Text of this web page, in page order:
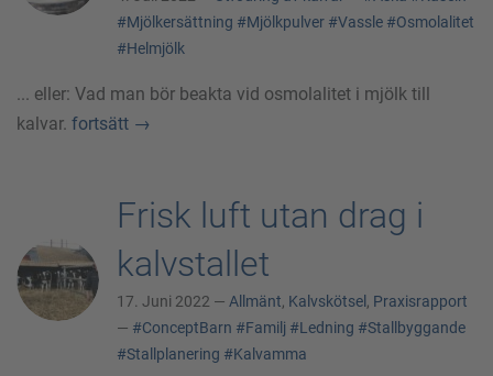
#Mjölkersättning #Mjölkpulver #Vassle #Osmolalitet
#Helmjölk
... eller: Vad man bör beakta vid osmolalitet i mjölk till
kalvar. fortsätt →
Frisk luft utan drag i
kalvstallet
17. Juni 2022 — Allmänt, Kalvskötsel , Praxisrapport
— #ConceptBarn #Familj #Ledning #Stallbyggande
#Stallplanering #Kalvamma